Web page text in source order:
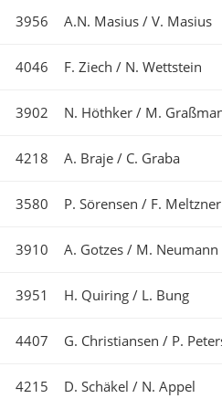
3956 A.N. Masius / V. Masius
4046 F. Ziech / N. Wettstein
3902 N. Höthker / M.
4218 A. Braje / C. Graba
3580 P. Sörensen / F. Meltzner
3910 A. Gotzes / M. Neumann
3951 H. Quiring / L. Bung
4407 G. Christiansen / P.
4215 D. Schäkel / N. Appel